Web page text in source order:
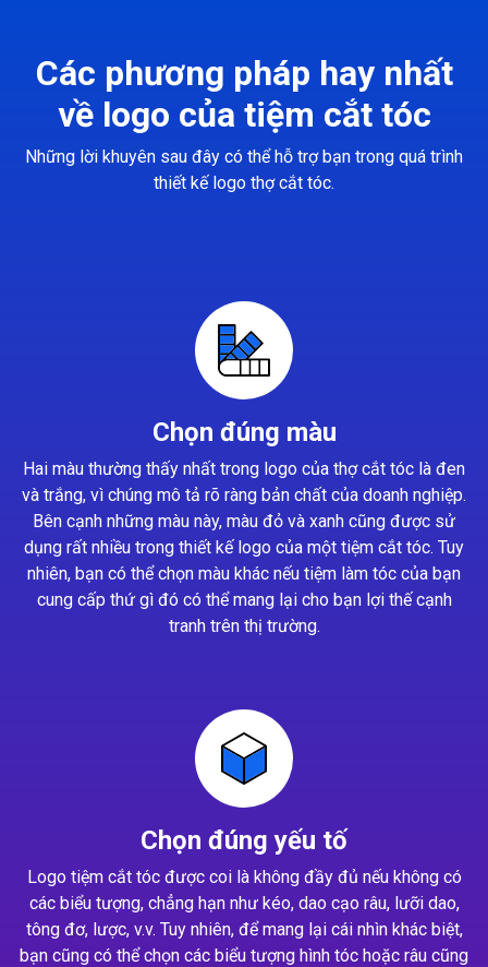
Các phương pháp hay nhất
về logo của tiệm cắt tóc
Những lời khuyên sau đây có thể hỗ trợ bạn trong quá trình
thiết kế logo thợ cắt tóc.
Chọn đúng màu
Hai màu thường thấy nhất trong logo của thợ cắt tóc là đen
và trắng, vì chúng mô tả rõ ràng bản chất của doanh nghiệp.
Bên cạnh những màu này, màu đỏ và xanh cũng được sử
dụng rất nhiều trong thiết kế logo của một tiệm cắt tóc. Tuy
nhiên, bạn có thể chọn màu khác nếu tiệm làm tóc của bạn
cung cấp thứ gì đó có thể mang lại cho bạn lợi thế cạnh
tranh trên thị trường.
Chọn đúng yếu tố
Logo tiệm cắt tóc được coi là không đầy đủ nếu không có
các biểu tượng, chẳng hạn như kéo, dao cạo râu, lưỡi dao,
tông đơ, lược, v.v. Tuy nhiên, để mang lại cái nhìn khác biệt,
bạn cũng có thể chọn các biểu tượng hình tóc hoặc râu cũng